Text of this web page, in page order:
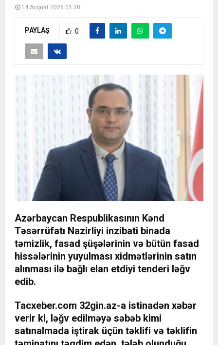
14 Avqust 2025 01:30
PAYLAŞ 0
Azərbaycan Respublikasının Kənd
Təsərrüfatı Nazirliyi inzibati binada
təmizlik, fasad şüşələrinin və bütün fasad
hissələrinin yuyulması xidmətlərinin satın
alınması ilə bağlı elan etdiyi tenderi ləğv
edib.
Tacxeber.com 32gin.az-a istinadən xəbər
verir ki, ləğv edilməyə səbəb kimi
satınalmada iştirak üçün təklifi və təklifin